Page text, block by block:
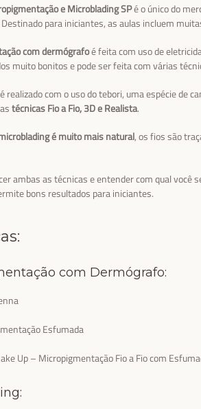
e Microblading SPé o único do
para iniciantes, as aulas incluem
com dermógrafoé feita com uso de
muito bonitos e pode ser feita com várias
realizado com o uso do tebori, uma espécie de
técnicas Fio a Fio, 3D e Realista.
é muito mais natural, os fios são
ambas as técnicas e entender com qual você
bons resultados para iniciantes.
com Dermógrafo:
Esfumada
Up – Micropigmentação Fio a Fio com